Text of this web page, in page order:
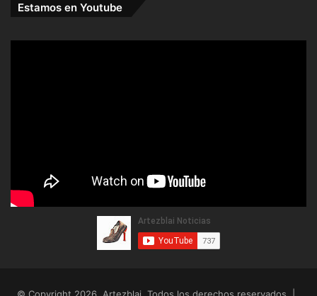
Estamos en Youtube